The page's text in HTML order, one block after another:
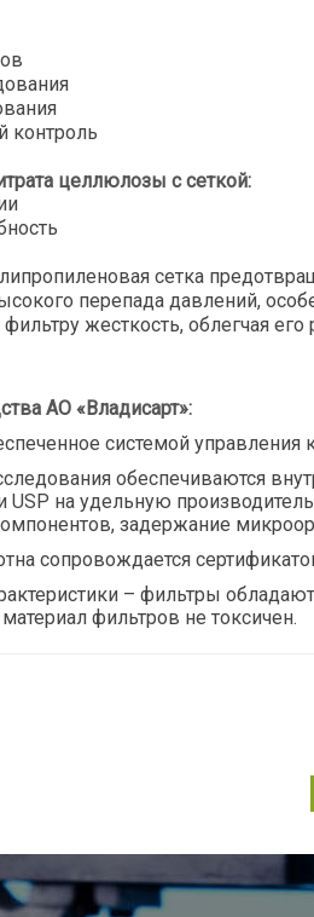
контроль
целлюлозы с сеткой:
сетка
перепада давлений,
жесткость, облегчая
АО «Владисарт»:
системой управления
обеспечиваются
USP на удельную
задержание
сопровождается
– фильтры
фильтров не токсичен.